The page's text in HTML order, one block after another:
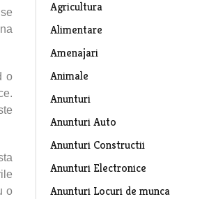
o
o
Agricultura
Alimentare
Amenajari
Animale
Anunturi
Anunturi Auto
Anunturi Constructii
Anunturi Electronice
Anunturi Locuri de munca